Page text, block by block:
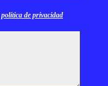
política de privacidad